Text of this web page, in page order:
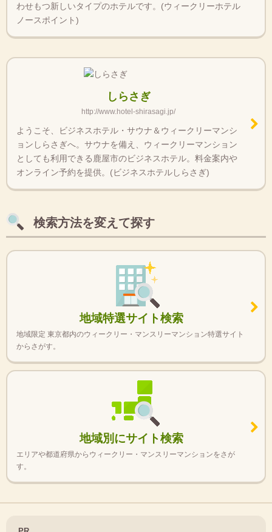
わせもつ新しいタイプのホテルです。(ウィークリーホテル
ノースポイント)
しらさぎ
http://www.hotel-shirasagi.jp/
ようこそ、ビジネスホテル・サウナ＆ウィークリーマンシ
ョンしらさぎへ。サウナを備え、ウィークリーマンション
としても利用できる鹿屋市のビジネスホテル。料金案内や
オンライン予約を提供。(ビジネスホテルしらさぎ)
検索方法を変えて探す
地域特選サイト検索
地域限定 東京都内のウィークリー・マンスリーマンション特選サイト
からさがす。
地域別にサイト検索
エリアや都道府県からウィークリー・マンスリーマンションをさが
す。